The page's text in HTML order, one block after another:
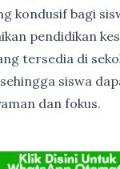
kondusif bagi
pendidikan
tersedia di
siswa
dan fokus.